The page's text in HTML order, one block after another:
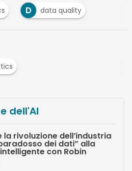
D data quality
dell'AI
la rivoluzione dell’industria
dei dati” alla
con Robin